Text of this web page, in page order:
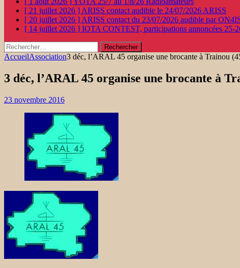
[ 21 juillet 2026 ] ARISS contact audible le 24/07/2026 ARISS
[ 20 juillet 2026 ] ARISS contact du 23/07/2026 audible par
[ 14 juillet 2026 ] IOTA CONTEST, participations annoncées 25-
Rechercher :
AccueilAssociation3 déc, l’ARAL 45 organise une brocante à Trainou
3 déc, l’ARAL 45 organise une brocante à
23 novembre 2016